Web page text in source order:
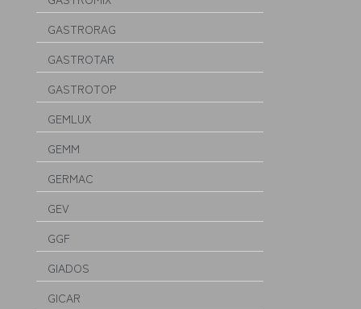
GASTRORAG
GASTROTAR
GASTROTOP
GEMLUX
GEMM
GERMAC
GEV
GGF
GIADOS
GICAR